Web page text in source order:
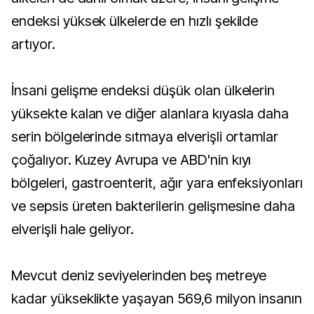
endeksi yüksek ülkelerde en hızlı şekilde
artıyor.
İnsani gelişme endeksi düşük olan ülkelerin
yüksekte kalan ve diğer alanlara kıyasla daha
serin bölgelerinde sıtmaya elverişli ortamlar
çoğalıyor. Kuzey Avrupa ve ABD'nin kıyı
bölgeleri, gastroenterit, ağır yara enfeksiyonları
ve sepsis üreten bakterilerin gelişmesine daha
elverişli hale geliyor.
Mevcut deniz seviyelerinden beş metreye
kadar yükseklikte yaşayan 569,6 milyon insanın